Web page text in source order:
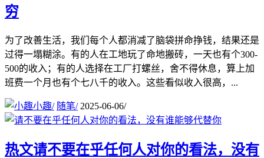
穷
为了改善生活，我们每个人都消减了脑袋拼命挣钱，结果还是
过得一塌糊涂。有的人在工地玩了命地搬砖，一天也有个300-
500的收入；有的人选择在工厂打螺丝，舍不得休息，算上加
班费一个月也有个七八千的收入。这些看似收入很高，...
小趣/ 随笔/ 2025-06-06/
热文请不要在乎任何人对你的看法，没有